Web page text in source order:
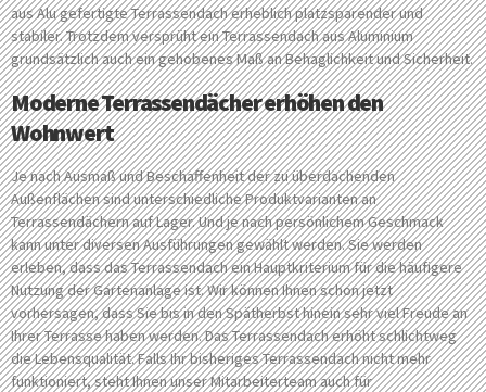
aus Alu gefertigte Terrassendach erheblich platzsparender und
stabiler. Trotzdem versprüht ein Terrassendach aus Aluminium
grundsätzlich auch ein gehobenes Maß an Behaglichkeit und Sicherheit.
Moderne Terrassendächer erhöhen den
Wohnwert
Je nach Ausmaß und Beschaffenheit der zu überdachenden
Außenflächen sind unterschiedliche Produktvarianten an
Terrassendächern auf Lager. Und je nach persönlichem Geschmack
kann unter diversen Ausführungen gewählt werden. Sie werden
erleben, dass das Terrassendach ein Hauptkriterium für die häufigere
Nutzung der Gartenanlage ist. Wir können Ihnen schon jetzt
vorhersagen, dass Sie bis in den Spätherbst hinein sehr viel Freude an
Ihrer Terrasse haben werden. Das Terrassendach erhöht schlichtweg
die Lebensqualität. Falls Ihr bisheriges Terrassendach nicht mehr
funktioniert, steht Ihnen unser Mitarbeiterteam auch für